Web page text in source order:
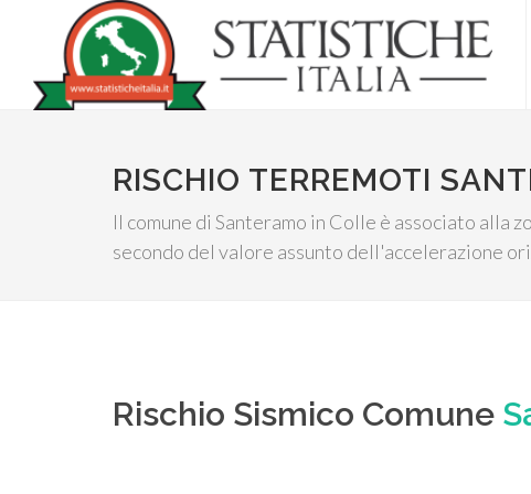
RISCHIO TERREMOTI
Il comune di Santeramo in Colle è associato alla
secondo del valore assunto dell'accelerazione
Rischio Sismico Comune